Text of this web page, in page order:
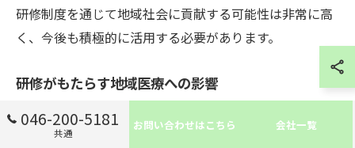
研修制度を通じて地域社会に貢献する可能性は非常に高
く、今後も積極的に活用する必要があります。
研修がもたらす地域医療への影響
研修制度は、地域医療の質を向上させるための鍵となる
要素です。特に大和駅周辺の調剤薬局では、地域特有の
046-200-5181
共通
お問い合わせはこちら 会社一覧